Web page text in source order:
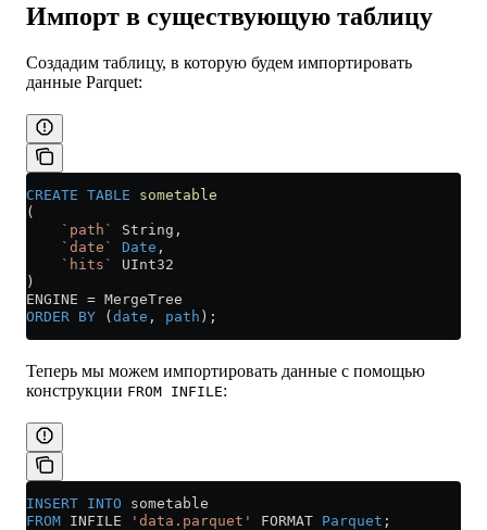
Импорт в существующую таблицу
Создадим таблицу, в которую будем импортировать
данные Parquet:
CREATE TABLE sometable
(
    `path`
String,
    `date`
Date ,
    `hits`
UInt32
)
ENGINE = MergeTree
ORDER BY (date , path );
Теперь мы можем импортировать данные с помощью
конструкции FROM INFILE:
INSERT INTO sometable
FROM INFILE 'data.parquet' FORMAT Parquet ;